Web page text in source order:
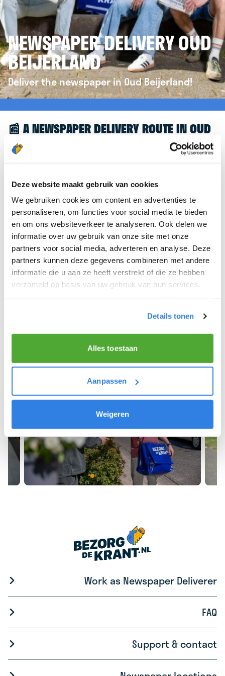
Deze website maakt gebruik van cookies
We gebruiken cookies om content en advertenties te
personaliseren, om functies voor social media te bieden
en om ons websiteverkeer te analyseren. Ook delen we
informatie over uw gebruik van onze site met onze
partners voor social media, adverteren en analyse. Deze
partners kunnen deze gegevens combineren met andere
informatie die u aan ze heeft verstrekt of die ze hebben
verzameld op basis van uw gebruik van hun services.
Details tonen
Alles toestaan
Aanpassen
Weigeren
NEWSPAPER DELIVERY OUD
BEIJERLAND
Deliver the newspaper in Oud Beijerland!
📰 A NEWSPAPER DELIVERY ROUTE IN OUD
BEIJERLAND
Great to see you're interested in a newspaper
further, we’d like to refer you to the
krantenbezorgen.nl website. There, you can easily
sign up to deliver newspapers in Oud Beijerland.
We hope you can get started soon and wish you
the best of luck! 🚴‍♂️💨
Work as Newspaper Deliverer
FAQ
Support & contact